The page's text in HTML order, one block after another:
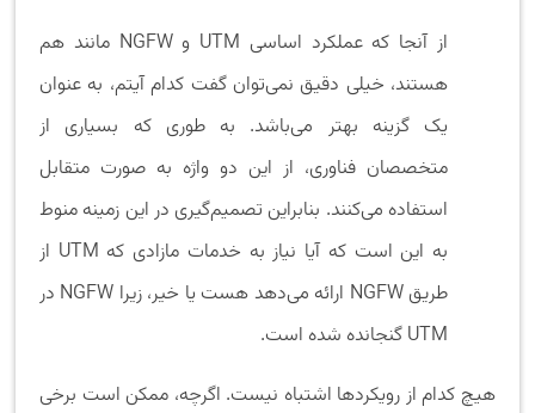
از آنجا که عملکرد اساسی UTM و NGFW مانند هم
هستند، خیلی دقیق نمی‌توان گفت کدام آیتم، به عنوان
یک گزینه بهتر می‌باشد. به طوری که بسیاری از
متخصصان فناوری، از این دو واژه به صورت متقابل
استفاده می‌کنند. بنابراین تصمیم‌گیری در این زمینه منوط
به این است که آیا نیاز به خدمات مازادی که UTM از
طریق NGFW ارائه می‌دهد هست یا خیر، زیرا NGFW در
UTM گنجانده شده است.
هیچ کدام از رویکردها اشتباه نیست. اگرچه، ممکن است برخی